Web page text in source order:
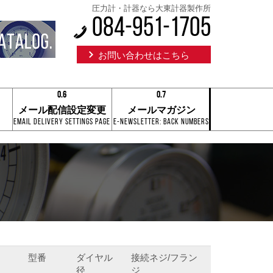
圧力計・計器なら大東計器製作所
084-951-1705
お問い合わせはこちら
0.6
0.1
0.2
0.3
0.4
0.5
0.7
0.8
0.9
メール配信設定変更
Email Delivery Settings Page
0.7
0.1
0.2
0.3
0.4
0.5
0.6
メールマガジン
E-Newsletter: Back Numbers
型番
ダイヤル
径
接続ネジ/フラン
ジ